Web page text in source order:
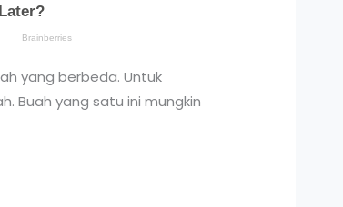
yang berbeda. Untuk
Buah yang satu ini mungkin